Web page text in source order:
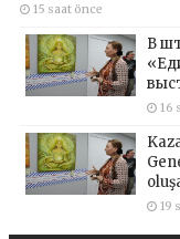
15 saat önce
В
16
19